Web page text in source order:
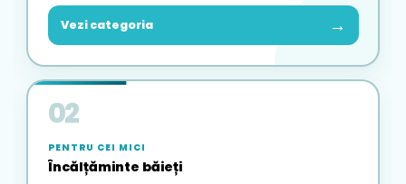
Vezi categoria →
02
PENTRU CEI MICI
Încălțăminte băieți